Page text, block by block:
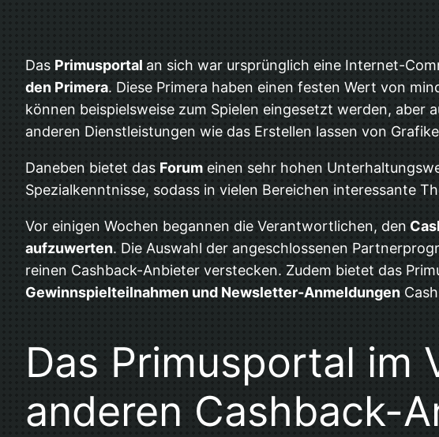
Das Primusportal an sich war ursprünglich eine Internet-
den Primera. Diese Primera haben einen festen Wert von
können beispielsweise zum Spielen eingesetzt werden, aber
anderen Dienstleistungen wie das Erstellen lassen von
Daneben bietet das Forum einen sehr hohen
Spezialkenntnisse, sodass in vielen Bereichen interessante
Vor einigen Wochen begannen die Verantwortlichen, den
aufzuwerten. Die Auswahl der angeschlossenen
reinen Cashback-Anbieter verstecken. Zudem bietet das
Gewinnspielteilnahmen und Newsletter-Anmeldungen
Das Primusportal im
anderen Cashback-